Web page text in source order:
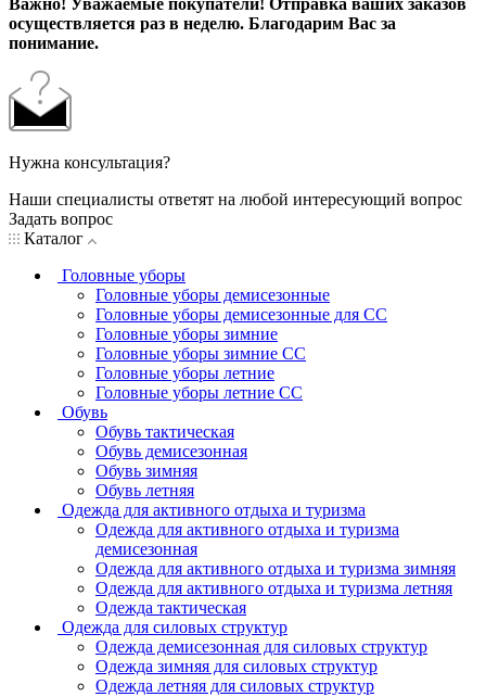
Важно! Уважаемые покупатели! Отправка ваших заказов
осуществляется раз в неделю. Благодарим Вас за
понимание.
Нужна консультация?
Наши специалисты ответят на любой интересующий вопрос
Задать вопрос
Каталог
Головные уборы
Головные уборы демисезонные
Головные уборы демисезонные для СС
Головные уборы зимние
Головные уборы зимние СС
Головные уборы летние
Головные уборы летние СС
Обувь
Обувь тактическая
Обувь демисезонная
Обувь зимняя
Обувь летняя
Одежда для активного отдыха и туризма
Одежда для активного отдыха и туризма
демисезонная
Одежда для активного отдыха и туризма зимняя
Одежда для активного отдыха и туризма летняя
Одежда тактическая
Одежда для силовых структур
Одежда демисезонная для силовых структур
Одежда зимняя для силовых структур
Одежда летняя для силовых структур